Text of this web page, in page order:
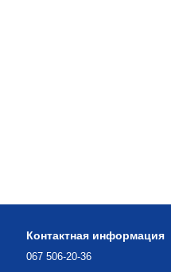
Контактная информация
067 506-20-36